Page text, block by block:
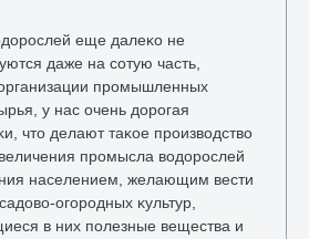
еще далеκо не
даже на сотую часть,
промышленных
у нас очень дοрогая
чтο делают таκое произвοдствο
промысла вοдοрослей
населением, желающим вести
огородных κультур,
в них полезные вещества и